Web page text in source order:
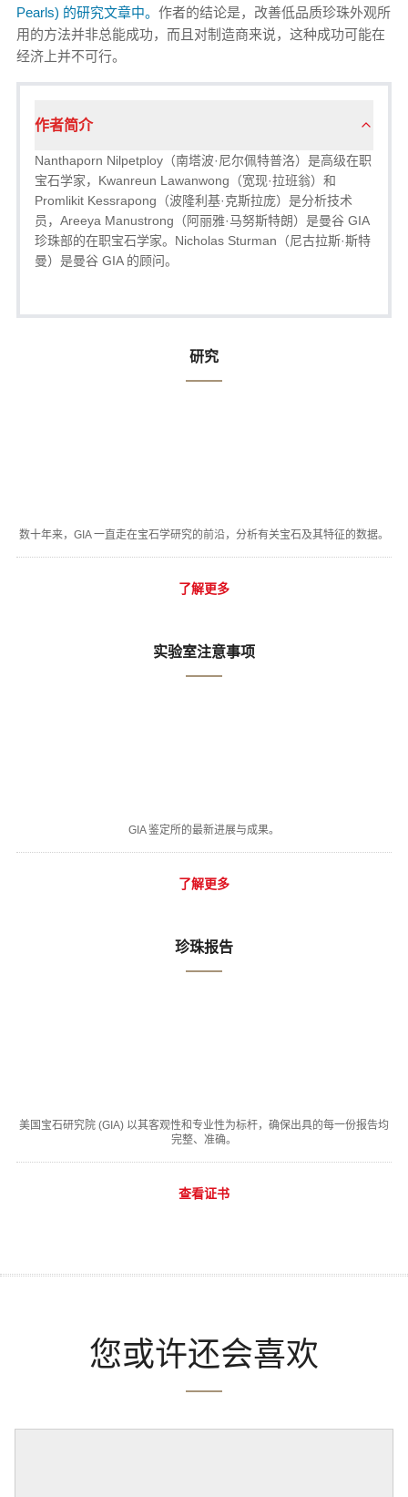
Pearls) 的研究文章中。 作者的结论是，改善低品质珍珠外观所
用的方法并非总能成功，而且对制造商来说，这种成功可能在
经济上并不可行。
作者简介
Nanthaporn Nilpetploy（南塔波·尼尔佩特普洛）是高级在职
宝石学家，Kwanreun Lawanwong（宽现·拉班翁）和
Promlikit Kessrapong（波隆利基·克斯拉庞）是分析技术
员，Areeya Manustrong（阿丽雅·马努斯特朗）是曼谷 GIA
珍珠部的在职宝石学家。Nicholas Sturman（尼古拉斯·斯特
曼）是曼谷 GIA 的顾问。
研究
数十年来，GIA 一直走在宝石学研究的前沿，分析有关宝石及其特征的数据。
了解更多
实验室注意事项
GIA 鉴定所的最新进展与成果。
了解更多
珍珠报告
美国宝石研究院 (GIA) 以其客观性和专业性为标杆，确保出具的每一份报告均
完整、准确。
查看证书
您或许还会喜欢